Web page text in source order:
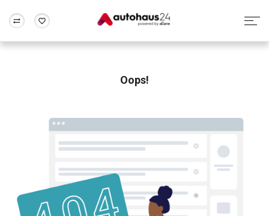
Rund um die Inzahlungnahme
Oops!